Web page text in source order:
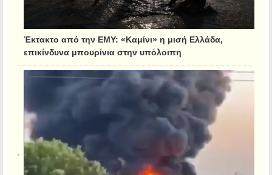
Έκτακτο από την ΕΜΥ: «Καμίνι» η μισή Ελλάδα,
επικίνδυνα μπουρίνια στην υπόλοιπη